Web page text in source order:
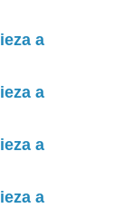
a
a
a
a